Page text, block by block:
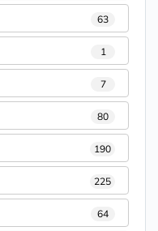
63
1
7
80
190
225
64